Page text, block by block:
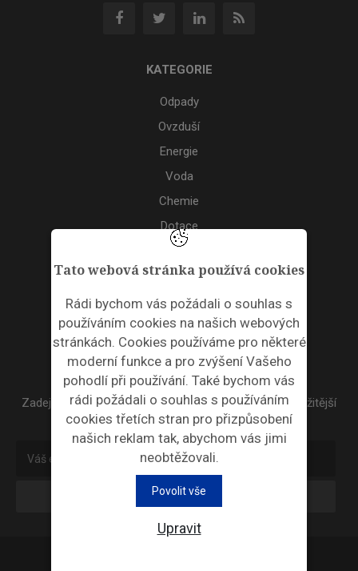
Tato webová stránka používá cookies
Rádi bychom vás požádali o souhlas s
používáním cookies na našich webových
stránkách. Cookies používáme pro některé
moderní funkce a pro zvýšení Vašeho
pohodlí při používání. Také bychom vás
rádi požádali o souhlas s používáním
cookies třetích stran pro přizpůsobení
našich reklam tak, abychom vás jimi
neobtěžovali.
Povolit vše
Upravit
KATEGORIE
Odpady
Ovzduší
Energie
Voda
Chemie
Dotace
Akce
ODPADNÍ PLASTY
NEWSLETTER
Zadejte váš email a my Vám budeme zasílat ty nejdůležitější
informace, maximálně 1x týdně.
Odebírat